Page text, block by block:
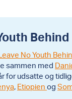
Behind
No Youth
sammen med
for udsatte og
, Etiopien og